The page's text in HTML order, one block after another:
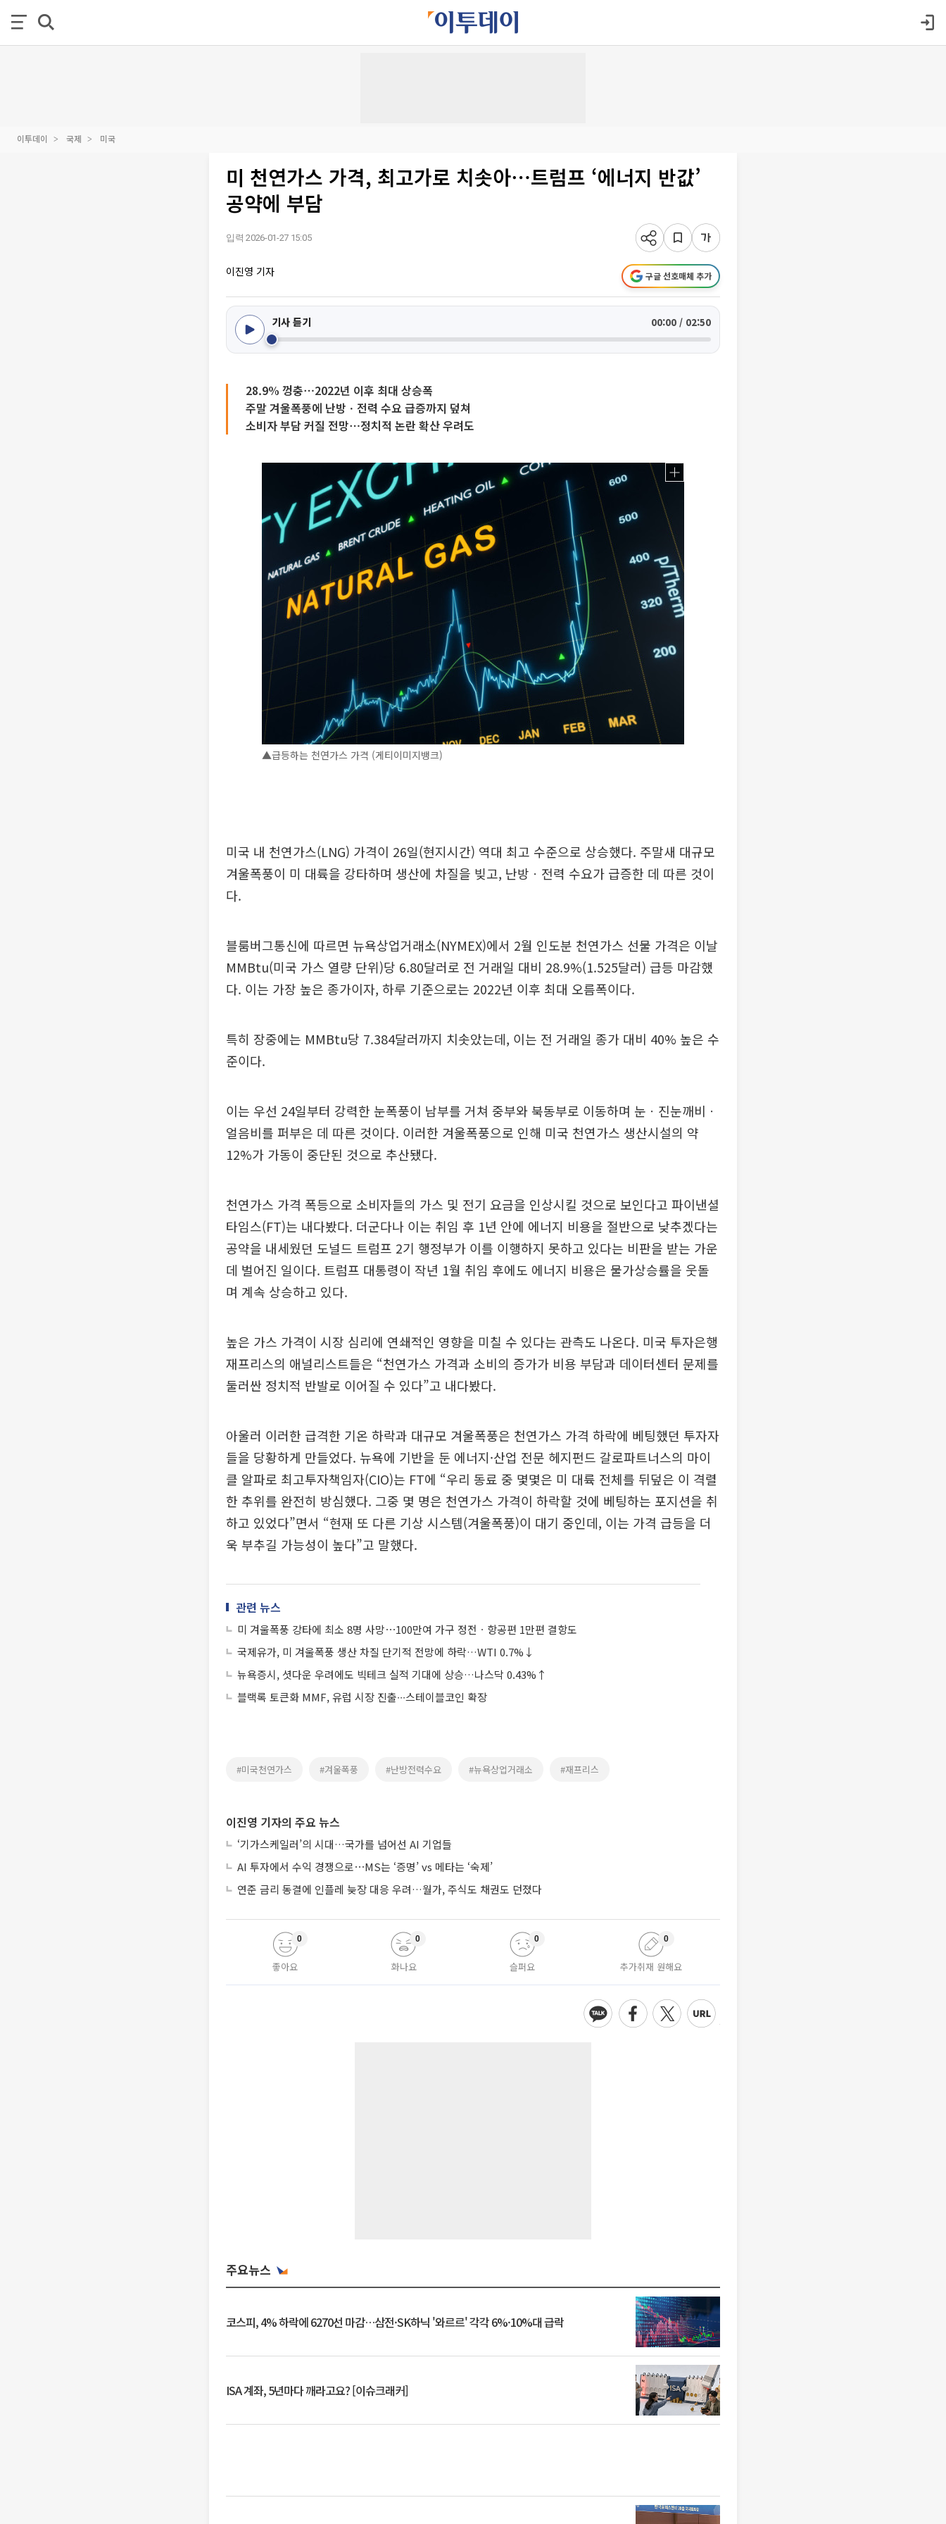
이투데이 국제 미국
미 천연가스 가격, 최고가로 치솟아⋯트럼프 ‘에너지 반값’
공약에 부담
입력 2026-01-27 15:05
이진영 기자 구글 선호매체 추가
기사 듣기 00:00 / 02:50
28.9% 껑충⋯2022년 이후 최대 상승폭
주말 겨울폭풍에 난방ㆍ전력 수요 급증까지 덮쳐
소비자 부담 커질 전망⋯정치적 논란 확산 우려도
▲급등하는 천연가스 가격 (게티이미지뱅크)
미국 내 천연가스(LNG) 가격이 26일(현지시간) 역대 최고 수준으로 상승했다. 주말새 대규모
겨울폭풍이 미 대륙을 강타하며 생산에 차질을 빚고, 난방ㆍ전력 수요가 급증한 데 따른 것이
다.
블룸버그통신에 따르면 뉴욕상업거래소(NYMEX)에서 2월 인도분 천연가스 선물 가격은 이날
MMBtu(미국 가스 열량 단위)당 6.80달러로 전 거래일 대비 28.9%(1.525달러) 급등 마감했
다. 이는 가장 높은 종가이자, 하루 기준으로는 2022년 이후 최대 오름폭이다.
특히 장중에는 MMBtu당 7.384달러까지 치솟았는데, 이는 전 거래일 종가 대비 40% 높은 수
준이다.
이는 우선 24일부터 강력한 눈폭풍이 남부를 거쳐 중부와 북동부로 이동하며 눈ㆍ진눈깨비ㆍ
얼음비를 퍼부은 데 따른 것이다. 이러한 겨울폭풍으로 인해 미국 천연가스 생산시설의 약
12%가 가동이 중단된 것으로 추산됐다.
천연가스 가격 폭등으로 소비자들의 가스 및 전기 요금을 인상시킬 것으로 보인다고 파이낸셜
타임스(FT)는 내다봤다. 더군다나 이는 취임 후 1년 안에 에너지 비용을 절반으로 낮추겠다는
공약을 내세웠던 도널드 트럼프 2기 행정부가 이를 이행하지 못하고 있다는 비판을 받는 가운
데 벌어진 일이다. 트럼프 대통령이 작년 1월 취임 후에도 에너지 비용은 물가상승률을 웃돌
며 계속 상승하고 있다.
높은 가스 가격이 시장 심리에 연쇄적인 영향을 미칠 수 있다는 관측도 나온다. 미국 투자은행
재프리스의 애널리스트들은 “천연가스 가격과 소비의 증가가 비용 부담과 데이터센터 문제를
둘러싼 정치적 반발로 이어질 수 있다”고 내다봤다.
아울러 이러한 급격한 기온 하락과 대규모 겨울폭풍은 천연가스 가격 하락에 베팅했던 투자자
들을 당황하게 만들었다. 뉴욕에 기반을 둔 에너지·산업 전문 헤지펀드 갈로파트너스의 마이
클 알파로 최고투자책임자(CIO)는 FT에 “우리 동료 중 몇몇은 미 대륙 전체를 뒤덮은 이 격렬
한 추위를 완전히 방심했다. 그중 몇 명은 천연가스 가격이 하락할 것에 베팅하는 포지션을 취
하고 있었다”면서 “현재 또 다른 기상 시스템(겨울폭풍)이 대기 중인데, 이는 가격 급등을 더
욱 부추길 가능성이 높다”고 말했다.
관련 뉴스
미 겨울폭풍 강타에 최소 8명 사망⋯100만여 가구 정전ㆍ항공편 1만편 결항도
국제유가, 미 겨울폭풍 생산 차질 단기적 전망에 하락…WTI 0.7%↓
뉴욕증시, 셧다운 우려에도 빅테크 실적 기대에 상승…나스닥 0.43%↑
블랙록 토큰화 MMF, 유럽 시장 진출∙∙∙스테이블코인 확장
#미국천연가스 #겨울폭풍 #난방전력수요 #뉴욕상업거래소 #재프리스
이진영 기자의 주요 뉴스
‘기가스케일러’의 시대…국가를 넘어선 AI 기업들
AI 투자에서 수익 경쟁으로⋯MS는 ‘증명’ vs 메타는 ‘숙제’
연준 금리 동결에 인플레 늦장 대응 우려…월가, 주식도 채권도 던졌다
좋아요
0
화나요
0
슬퍼요
0
추가취재 원해요
0
주요뉴스
코스피, 4% 하락에 6270선 마감…삼전·SK하닉 '와르르' 각각 6%·10%대 급락
ISA 계좌, 5년마다 깨라고요? [이슈크래커]